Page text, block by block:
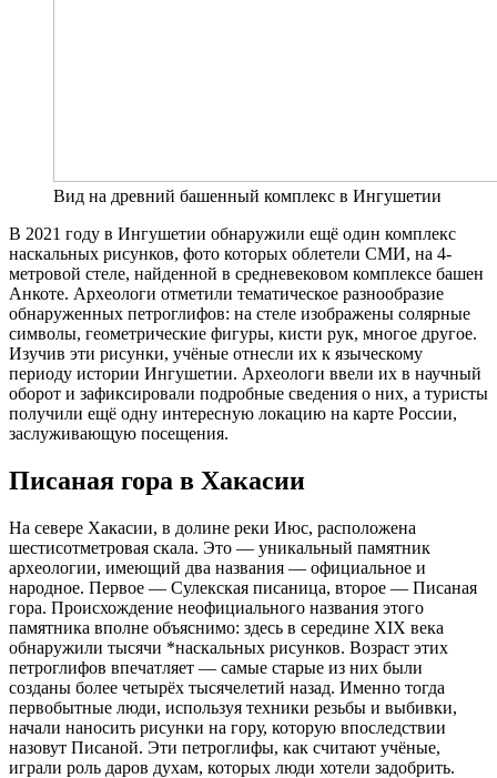
Вид на древний башенный комплекс в Ингушетии
В 2021 году в Ингушетии обнаружили ещё один комплекс
наскальных рисунков, фото которых облетели СМИ, на 4-
метровой стеле, найденной в средневековом комплексе башен
Анкоте. Археологи отметили тематическое разнообразие
обнаруженных петроглифов: на стеле изображены солярные
символы, геометрические фигуры, кисти рук, многое другое.
Изучив эти рисунки, учёные отнесли их к языческому
периоду истории Ингушетии. Археологи ввели их в научный
оборот и зафиксировали подробные сведения о них, а туристы
получили ещё одну интересную локацию на карте России,
заслуживающую посещения.
Писаная гора в Хакасии
На севере Хакасии, в долине реки Июс, расположена
шестисотметровая скала. Это — уникальный памятник
археологии, имеющий два названия — официальное и
народное. Первое — Сулекская писаница, второе — Писаная
гора. Происхождение неофициального названия этого
памятника вполне объяснимо: здесь в середине XIX века
обнаружили тысячи *наскальных рисунков. Возраст этих
петроглифов впечатляет — самые старые из них были
созданы более четырёх тысячелетий назад. Именно тогда
первобытные люди, используя техники резьбы и выбивки,
начали наносить рисунки на гору, которую впоследствии
назовут Писаной. Эти петроглифы, как считают учёные,
играли роль даров духам, которых люди хотели задобрить.